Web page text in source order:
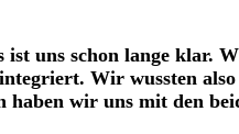
uns schon lange klar.
Wir wussten
haben wir uns mit den